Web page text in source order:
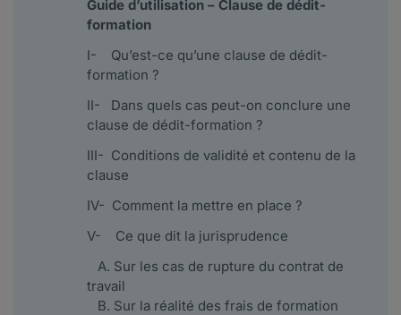
Guide d’utilisation – Clause de dédit-
formation
I- Qu’est-ce qu’une clause de dédit-
formation ?
II- Dans quels cas peut-on conclure une
clause de dédit-formation ?
III- Conditions de validité et contenu de la
clause
IV- Comment la mettre en place ?
V- Ce que dit la jurisprudence
A. Sur les cas de rupture du contrat de
travail
B. Sur la réalité des frais de formation